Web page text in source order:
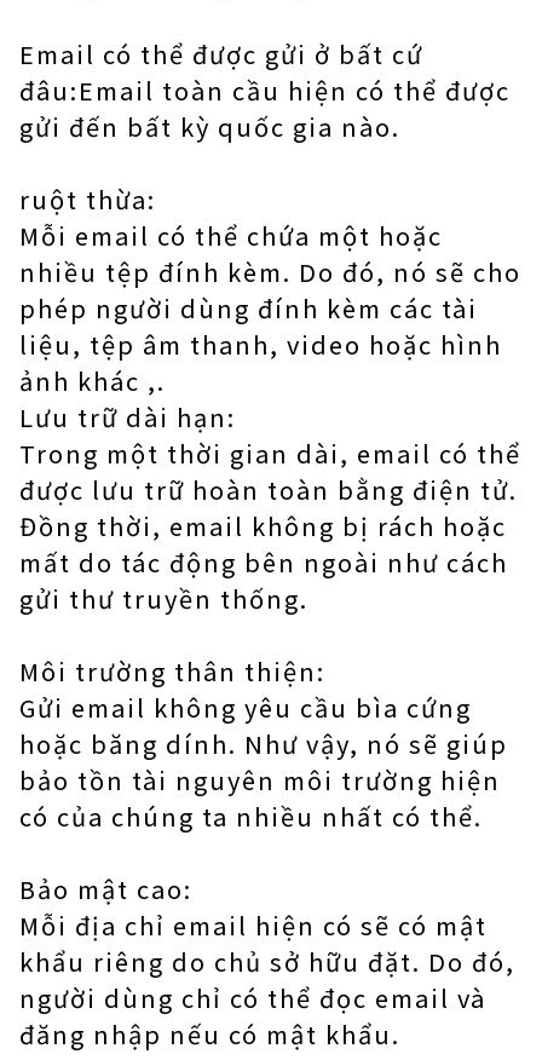
Email có thể được gửi ở bất cứ
đâu:Email toàn cầu hiện có thể được
gửi đến bất kỳ quốc gia nào.
ruột thừa:
Mỗi email có thể chứa một hoặc
nhiều tệp đính kèm. Do đó, nó sẽ cho
phép người dùng đính kèm các tài
liệu, tệp âm thanh, video hoặc hình
ảnh khác ,.
Lưu trữ dài hạn:
Trong một thời gian dài, email có thể
được lưu trữ hoàn toàn bằng điện tử.
Đồng thời, email không bị rách hoặc
mất do tác động bên ngoài như cách
gửi thư truyền thống.
Môi trường thân thiện:
Gửi email không yêu cầu bìa cứng
hoặc băng dính. Như vậy, nó sẽ giúp
bảo tồn tài nguyên môi trường hiện
có của chúng ta nhiều nhất có thể.
Bảo mật cao:
Mỗi địa chỉ email hiện có sẽ có mật
khẩu riêng do chủ sở hữu đặt. Do đó,
người dùng chỉ có thể đọc email và
đăng nhập nếu có mật khẩu.